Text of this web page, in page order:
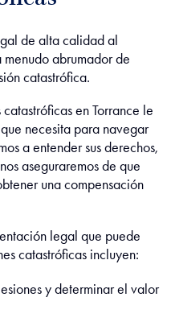
de alta calidad al
abrumador de
catastrófica.
en Torrance le
necesita para navegar
a entender sus derechos,
aseguraremos de que
una compensación
legal que puede
catastróficas incluyen:
y determinar el valor